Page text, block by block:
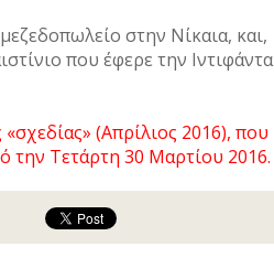
στην Νίκαια, και,
που έφερε την Ιντιφάντα
(Απρίλιος 2016), που
την Τετάρτη 30 Μαρτίου 2016.